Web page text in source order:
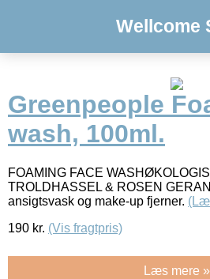
Wellcome
Greenpeople
wash, 100ml.
FOAMING FACE
TROLDHASSEL & ROSEN
ansigtsvask og make-up fjerner.
190 kr. (Vis fragtpris)
Læs mere »